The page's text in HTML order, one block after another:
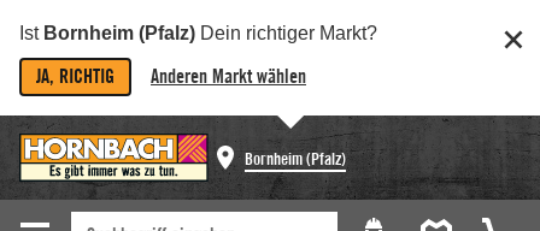
Ist Bornheim (Pfalz) Dein richtiger Markt?
JA, RICHTIG Anderen Markt wählen
Bornheim (Pfalz)